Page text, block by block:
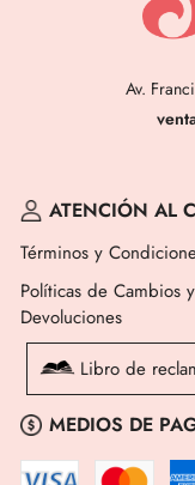
Av.
ATENCIÓN AL
Términos y
Políticas de Cambios y
Devoluciones
Libro de
MEDIOS DE